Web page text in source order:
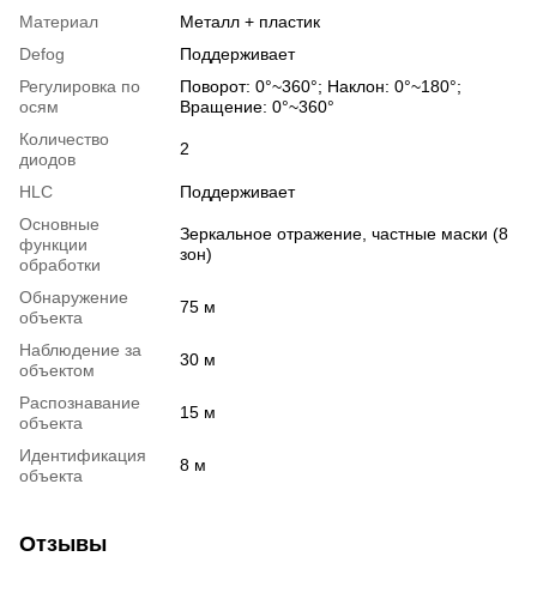
Материал
Металл + пластик
Defog
Поддерживает
Регулировка по
осям
Поворот: 0°~360°; Наклон: 0°~180°;
Вращение: 0°~360°
Количество
диодов
2
HLC
Поддерживает
Основные
функции
обработки
Зеркальное отражение, частные маски (8
зон)
Обнаружение
объекта
75 м
Наблюдение за
объектом
30 м
Распознавание
объекта
15 м
Идентификация
объекта
8 м
Отзывы